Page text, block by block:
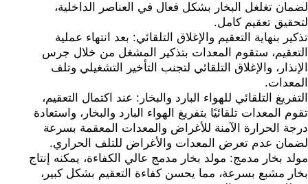
لضمان تغلغل البخار بشكل فعال في العناصر الداخلية،
لتحقيق تعقيم كامل.
تذكير بنهاية التعقيم والإغلاق التلقائي: بعد انتهاء عملية
التعقيم، ستقوم المعدات بتذكير المشغل من خلال جرس
الإنذار، والإغلاق التلقائي لتجنب التأخير التشغيلي وتلف
المعدات.
التفريغ التلقائي للهواء البارد والبخار: عند اكتمال التعقيم،
تقوم المعدات تلقائيًا بتفريغ الهواء البارد والبخار، واستعادة
درجة الحرارة الآمنة للأغراض والمعدات المعقمة بسرعة
لضمان عدم تعرض المعدات والأغراض للتلف الحراري.
مولد بخار مدمج: مولد بخار مدمج عالي الكفاءة، يمكنه إنتاج
بخار مشبع بسرعة، مما يحسن كفاءة التعقيم بشكل كبير،